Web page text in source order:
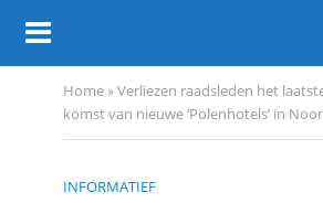
Home»Verliezen raadsleden het
komst van nieuwe ‘Polenhotels’ in
INFORMATIEF